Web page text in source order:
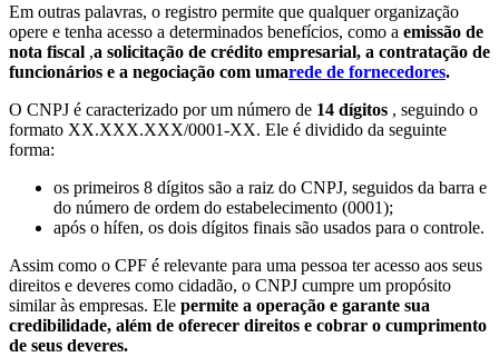
Em outras palavras, o registro permite que qualquer organização
opere e tenha acesso a determinados benefícios, como a emissão de
nota fiscal ,a solicitação de crédito empresarial, a contratação de
funcionários e a negociação com umarede de fornecedores.
O CNPJ é caracterizado por um número de 14 dígitos , seguindo o
formato XX.XXX.XXX/0001-XX. Ele é dividido da seguinte
forma:
os primeiros 8 dígitos são a raiz do CNPJ, seguidos da barra e
do número de ordem do estabelecimento (0001);
após o hífen, os dois dígitos finais são usados para o controle.
Assim como o CPF é relevante para uma pessoa ter acesso aos seus
direitos e deveres como cidadão, o CNPJ cumpre um propósito
similar às empresas. Ele permite a operação e garante sua
credibilidade, além de oferecer direitos e cobrar o cumprimento
de seus deveres.